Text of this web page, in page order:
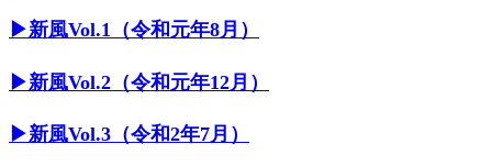
▶︎新風Vol.1（令和元年8月）
▶︎新風Vol.2（令和元年12月）
▶︎新風Vol.3（令和2年7月）